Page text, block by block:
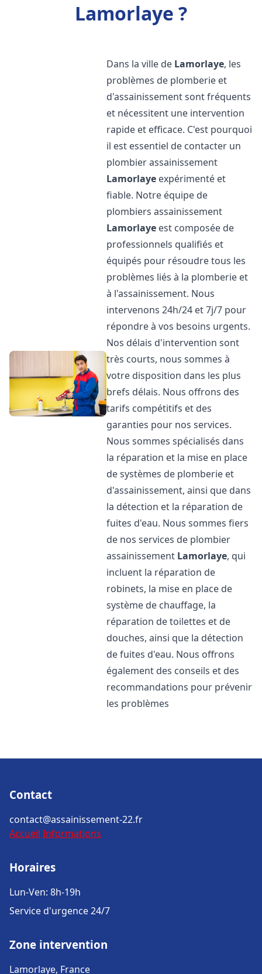
Lamorlaye ?
Dans la ville de Lamorlaye, les
problèmes de plomberie et
d'assainissement sont fréquents
et nécessitent une intervention
rapide et efficace. C'est pourquoi
il est essentiel de contacter un
plombier assainissement
Lamorlaye expérimenté et
fiable. Notre équipe de
plombiers assainissement
Lamorlaye est composée de
professionnels qualifiés et
équipés pour résoudre tous les
problèmes liés à la plomberie et
à l'assainissement. Nous
intervenons 24h/24 et 7j/7 pour
répondre à vos besoins urgents.
Nos délais d'intervention sont
très courts, nous sommes à
votre disposition dans les plus
brefs délais. Nous offrons des
tarifs compétitifs et des
garanties pour nos services.
Nous sommes spécialisés dans
la réparation et la mise en place
de systèmes de plomberie et
d'assainissement, ainsi que dans
la détection et la réparation de
fuites d'eau. Nous sommes fiers
de nos services de plombier
assainissement Lamorlaye, qui
incluent la réparation de
robinets, la mise en place de
système de chauffage, la
réparation de toilettes et de
douches, ainsi que la détection
de fuites d'eau. Nous offrons
également des conseils et des
recommandations pour prévenir
les problèmes
Contact
contact@assainissement-22.fr
Accueil Informations
Horaires
Lun-Ven: 8h-19h
Service d'urgence 24/7
Zone intervention
Lamorlaye, France